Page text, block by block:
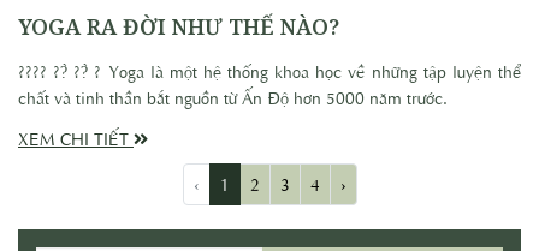
YOGA RA ĐỜI NHƯ THẾ NÀO?
???? ??̀ ??̀ ? Yoga là một hệ thống khoa học về những tập luyện thể
chất và tinh thần bắt nguồn từ Ấn Độ hơn 5000 năm trước.
XEM CHI TIẾT
‹
1 2 3 4 ›